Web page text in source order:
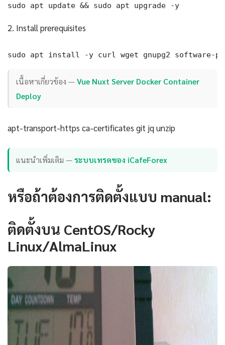
sudo apt update && sudo apt upgrade -y
2. Install prerequisites
sudo apt install -y curl wget gnupg2 software-
เนื้อหาเกี่ยวข้อง —Vue Nuxt Server Docker Container
Deploy
apt-transport-https ca-certificates git jq unzip
แนะนำเพิ่มเติม —ระบบเทรดของ iCafeForex
หรือถ้าต้องการติดตั้งแบบ manual:
ติดตั้งบน CentOS/Rocky
Linux/AlmaLinux